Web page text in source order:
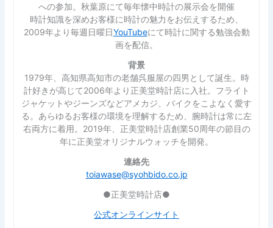
への参加。秋葉原にて毎年懐中時計の展示会を開催
時計知識を深めお客様に時計の魅力をお伝えするため、
2009年より毎週日曜日YouTubeにて時計に関する勉強会動
画を配信。
背景
1979年、高知県高知市の老舗呉服屋の四男として誕生。時
計好きが高じて2006年より正美堂時計店に入社。フライト
ジャケットやジーンズなどアメカジ、バイクをこよなく愛す
る。あらゆるお客様の環境を理解するため、腕時計は常に左
右両方に着用。2019年、正美堂時計店創業50周年の節目の
年に正美堂オリジナルウォッチを開発。
連絡先
toiawase@syohbido.co.jp
●正美堂時計店●
公式オンラインサイト